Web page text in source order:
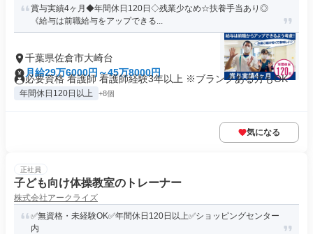
賞与実績4ヶ月◆年間休日120日◇残業少なめ☆扶養手当あり◎
《給与は前職給与をアップできる...
千葉県佐倉市大崎台
月給29万6000円～45万8000円
必要資格 看護師 看護師経験3年以上 ※ブランクある方もOK
年間休日120日以上 +8個
気になる
正社員
子ども向け体操教室のトレーナー
株式会社アークライズ
✅無資格・未経験OK✅年間休日120日以上✅ショッピングセンター
内